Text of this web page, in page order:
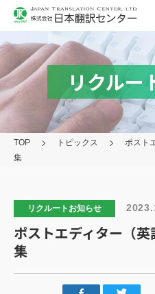
翻訳
MTPE（機械チェック）
映像字幕
対応フォーマット
アフターケア
その他の
日本翻訳センターについて
リクルー
TOP トピックス
ポスト
集
リクルートお知らせ
ポストエディター（
集